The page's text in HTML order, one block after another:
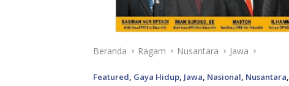
Beranda Ragam Nusantara Jawa
Featured, Gaya Hidup, Jawa, Nasional, Nusantara,